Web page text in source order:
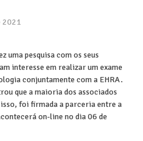
2021
uma pesquisa com os seus
interesse em realizar um exame
conjuntamente com a EHRA.
que a maioria dos associados
foi firmada a parceria entre a
on-line no dia 06 de